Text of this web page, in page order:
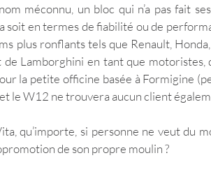
méconnu, un bloc qui n’a pas fait
soit en termes de fiabilité ou de
plus ronflants tels que Renault,
de Lamborghini en tant que
la petite officine basée à Formigine
le W12 ne trouvera aucun client
qu’importe, si personne ne veut du
de son propre moulin ?